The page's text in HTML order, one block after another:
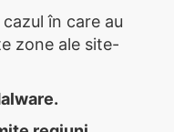
în care au
zone ale site-